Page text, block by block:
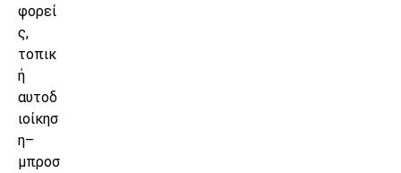
φορεί
ς,
τοπικ
ή
αυτοδ
ιοίκησ
η–
μπροσ